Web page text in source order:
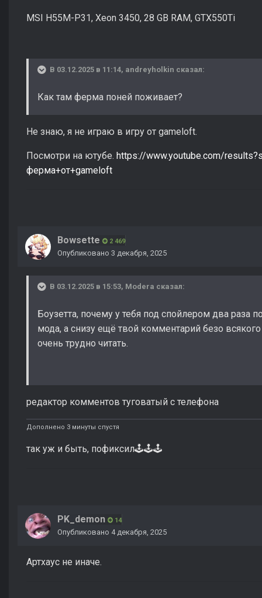
MSI H55M-P31, Xeon 3450, 28 GB RAM, GTX550Ti
В 03.12.2025 в 11:14, andreyholkin сказал:
Как там ферма поней поживает?
Не знаю, я не играю в игру от gameloft.
Посмотри на ютубе. https://www.youtube.com/
ферма+от+gameloft
Bowsette 2 469
Опубликовано 3 декабря, 2025
В 03.12.2025 в 15:53, Modera сказал:
Боузетта, почему у тебя под спойлером два раза
мода, а снизу ещё твой комментарий безо
очень трудно читать.
редактор комментов туговатый с телефона
Дополнено 3 минуты спустя
так уж и быть, пофиксил🕹️🕹️🕹️
PK_demon 14
Опубликовано 4 декабря, 2025
Артхаус не иначе.